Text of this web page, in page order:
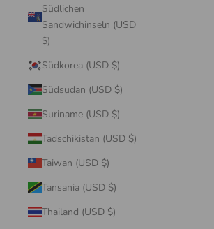
Südlichen
Sandwichinseln (USD
$)
Südkorea (USD $)
Südsudan (USD $)
Suriname (USD $)
Tadschikistan (USD $)
Taiwan (USD $)
Tansania (USD $)
Thailand (USD $)